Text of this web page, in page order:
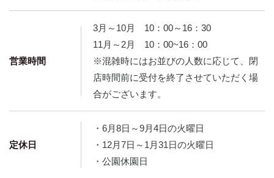
営業時間
3月～10月 10：00～16：30
11月～2月 10：00~16：00
※混雑時にはお並びの人数に応じて、閉
店時間前に受付を終了させていただく場
合がございます。
定休日
・6月8日～9月4日の火曜日
・12月7日～1月31日の火曜日
・公園休園日